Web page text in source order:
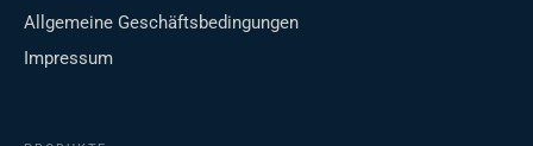
Allgemeine Geschäftsbedingungen
Impressum